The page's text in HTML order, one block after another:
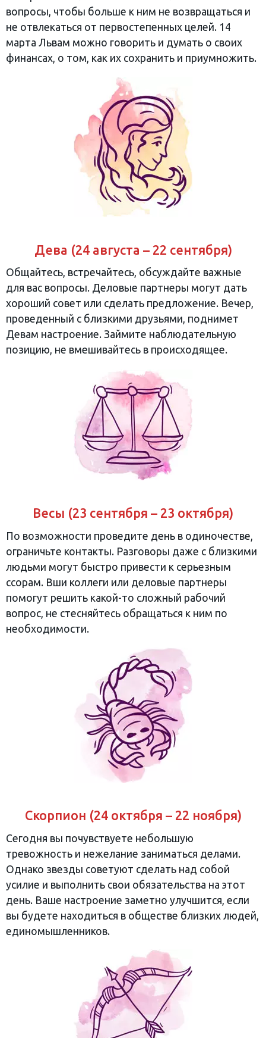
вопросы, чтобы больше к ним не возвращаться и
не отвлекаться от первостепенных целей. 14
марта Львам можно говорить и думать о своих
финансах, о том, как их сохранить и приумножить.
Дева (24 августа – 22 сентября)
Общайтесь, встречайтесь, обсуждайте важные
для вас вопросы. Деловые партнеры могут дать
хороший совет или сделать предложение. Вечер,
проведенный с близкими друзьями, поднимет
Девам настроение. Займите наблюдательную
позицию, не вмешивайтесь в происходящее.
Весы (23 сентября – 23 октября)
По возможности проведите день в одиночестве,
ограничьте контакты. Разговоры даже с близкими
людьми могут быстро привести к серьезным
ссорам. Вши коллеги или деловые партнеры
помогут решить какой-то сложный рабочий
вопрос, не стесняйтесь обращаться к ним по
необходимости.
Скорпион (24 октября – 22 ноября)
Сегодня вы почувствуете небольшую
тревожность и нежелание заниматься делами.
Однако звезды советуют сделать над собой
усилие и выполнить свои обязательства на этот
день. Ваше настроение заметно улучшится, если
вы будете находиться в обществе близких людей,
единомышленников.